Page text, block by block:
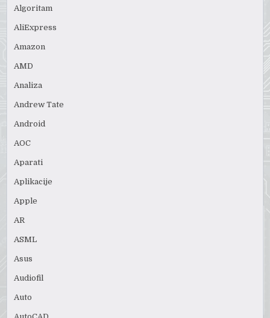
Algoritam
AliExpress
Amazon
AMD
Analiza
Andrew Tate
Android
AOC
Aparati
Aplikacije
Apple
AR
ASML
Asus
Audiofil
Auto